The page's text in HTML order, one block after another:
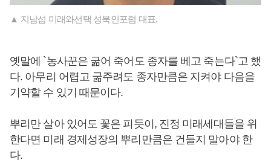
▲ 지남섭 미래와선택 성북인포럼 대표.
옛말에 `농사꾼은 굶어 죽어도 종자를 베고 죽는다`고 했
다. 아무리 어렵고 굶주려도 종자만큼은 지켜야 다음을
기약할 수 있기 때문이다.
뿌리만 살아 있어도 꽃은 피듯이, 진정 미래세대들을 위
한다면 미래 경제성장의 뿌리만큼은 건들지 말아야 한
다.